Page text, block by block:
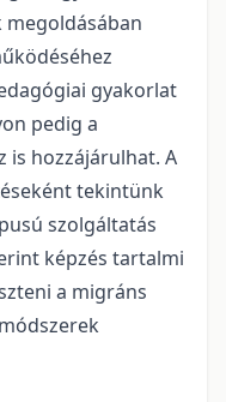
gyakorlat
pedig a
is hozzájárulhat. A
tekintünk
szolgáltatás
képzés tartalmi
a migráns